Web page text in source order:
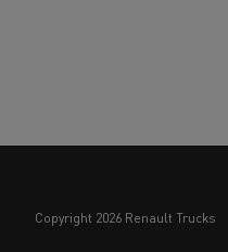
copyright 2026 Renault Trucks